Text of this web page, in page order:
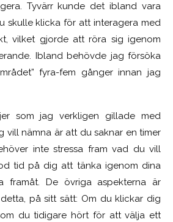
Tyvärr kunde det ibland vara
skulle klicka för att interagera med
vilket gjorde att röra sig igenom
Ibland behövde jag försöka
fyra-fem gånger innan jag
som jag verkligen gillade med
vill nämna är att du saknar en timer
inte stressa fram vad du vill
tid på dig att tänka igenom dina
framåt. De övriga aspekterna är
på sitt sätt: Om du klickar dig
du tidigare hört för att välja ett